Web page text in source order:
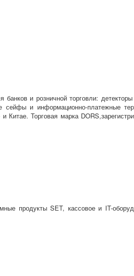
и розничной торговли:
сейфы и информационно-платежные
Китае. Торговая марка
продукты SET, кассовое и IT-